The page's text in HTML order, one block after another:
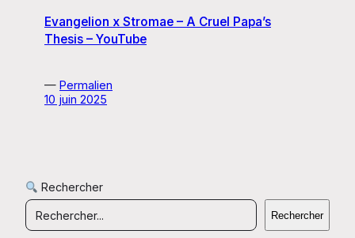
Evangelion x Stromae – A Cruel Papa’s
Thesis – YouTube
— Permalien
10 juin 2025
Rechercher
Rechercher